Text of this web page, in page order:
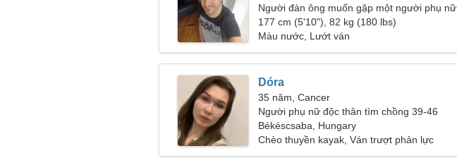
Người đàn ông muốn gặp một người phụ nữ
177 cm (5'10"), 82 kg (180 lbs)
Màu nước, Lướt ván
Dóra
35 năm, Cancer
Người phụ nữ độc thân tìm chồng 39-46
Békéscsaba, Hungary
Chèo thuyền kayak, Ván trượt phản lực